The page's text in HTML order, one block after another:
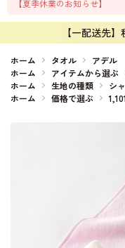
【夏季休業のお知らせ】
【一配送先】
ホーム タオル
アデル
ホーム
アイテムから選ぶ
ホーム
生地の種類 シ
ホーム
価格で選ぶ